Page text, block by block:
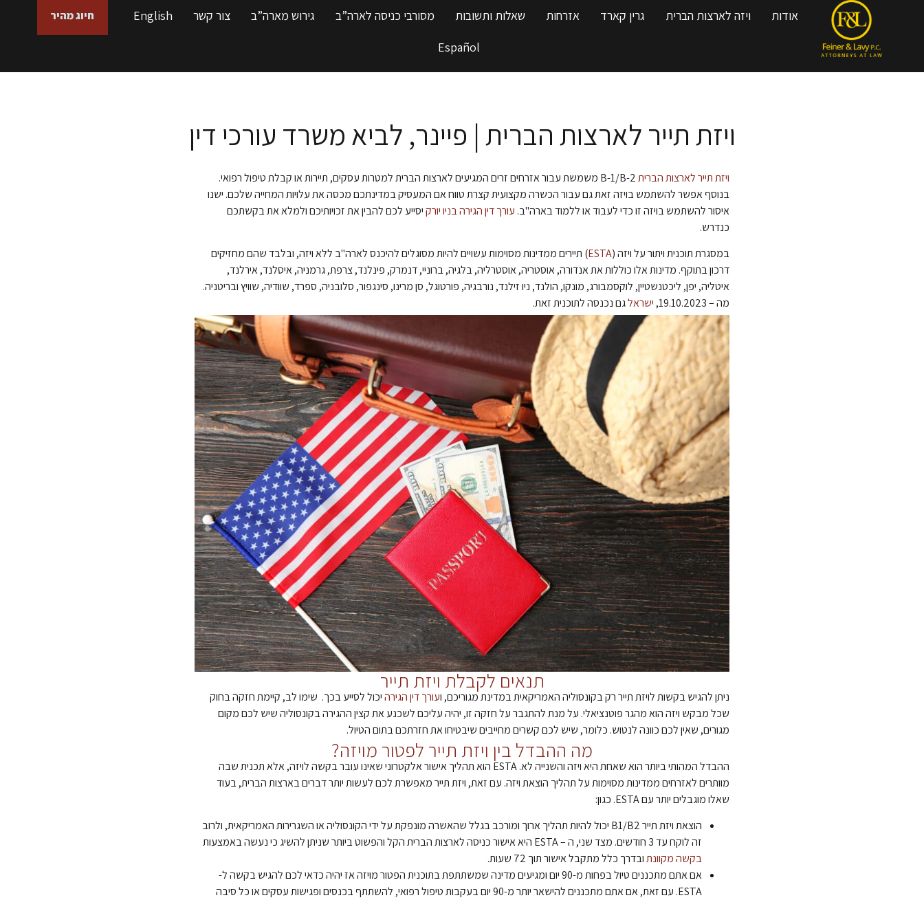
אודות ויזה לארצות הברית גרין קארד אזרחות שאלות ותשובות מסורבי כניסה לארה”ב גירוש מארה”ב צור קשר
English
Español
חיוג מהיר
ויזת תייר לארצות הברית | פיינר, לביא משרד עורכי דין
ויזת תייר לארצות הברית
B-1/B-2 משמשת עבור אזרחים זרים המגיעים לארצות הברית למטרות עסקים, תיירות או קבלת טיפול רפואי.
בנוסף אפשר להשתמש בויזה זאת גם עבור הכשרה מקצועית קצרת טווח אם המעסיק במדינתכם מכסה את עלויות המחייה שלכם. ישנו
איסור להשתמש בויזה זו כדי לעבוד או ללמוד בארה"ב. עורך דין הגירה בניו יורקיסייע לכם להבין את זכויותיכם ולמלא את בקשתכם
כנדרש.
במסגרת תוכנית ויתור על ויזה (ESTA) תיירים ממדינות מסוימות עשויים להיות מסוגלים להיכנס לארה"ב ללא ויזה, ובלבד שהם מחזיקים
דרכון בתוקף. מדינות אלו כוללות את אנדורה, אוסטריה, אוסטרליה, בלגיה, ברוניי, דנמרק, פינלנד, צרפת, גרמניה, איסלנד, אירלנד,
איטליה, יפן, ליכטנשטיין, לוקסמבורג, מונקו, הולנד, ניו זילנד, נורבגיה, פורטוגל, סן מרינו, סינגפור, סלובניה, ספרד, שוודיה, שוויץ ובריטניה.
מה – 19.10.2023,
ישראלגם נכנסה לתוכנית זאת.
תנאים לקבלת ויזת תייר
ניתן להגיש בקשות לויזת תייר רק בקונסוליה האמריקאית במדינת מגוריכם, ועורך דין הגירהיכול לסייע בכך. שימו לב, קיימת חזקה בחוק
שכל מבקש ויזה הוא מהגר פוטנציאלי. על מנת להתגבר על חזקה זו, יהיה עליכם לשכנע את קצין ההגירה בקונסוליה שיש לכם מקום
מגורים, שאין לכם כוונה לנטוש. כלומר, שיש לכם קשרים מחייבים שיבטיחו את חזרתכם בתום הטיול.
מה ההבדל בין ויזת תייר לפטור מויזה?
ההבדל המהותי ביותר הוא שאחת היא ויזה והשנייה לא. ESTA הוא תהליך אישור אלקטרוני שאינו עובר בקשה לויזה, אלא תכנית שבה
מוותרים לאזרחים ממדינות מסוימות על תהליך הוצאת ויזה. עם זאת, ויזת תייר מאפשרת לכם לעשות יותר דברים בארצות הברית, בעוד
שאלו מוגבלים יותר עם ESTA. כגון:
הוצאת ויזת תייר B1/B2 יכול להיות תהליך ארוך ומורכב בגלל שהאשרה מונפקת על ידי הקונסוליה או השגרירות האמריקאית, ולרוב
זה לוקח עד 3 חודשים. מצד שני, ה – ESTA היא אישור כניסה לארצות הברית הקל והפשוט ביותר שניתן להשיג כי נעשה באמצעות
בקשה מקוונתובדרך כלל מתקבל אישור תוך 72 שעות.
אם אתם מתכננים טיול בפחות מ-90 יום ומגיעים מדינה שמשתתפת בתוכנית הפטור מויזה אז יהיה כדאי לכם להגיש בקשה ל-
ESTA. עם זאת, אם אתם מתכננים להישאר יותר מ-90 יום בעקבות טיפול רפואי, להשתתף בכנסים ופגישות עסקים או כל סיבה